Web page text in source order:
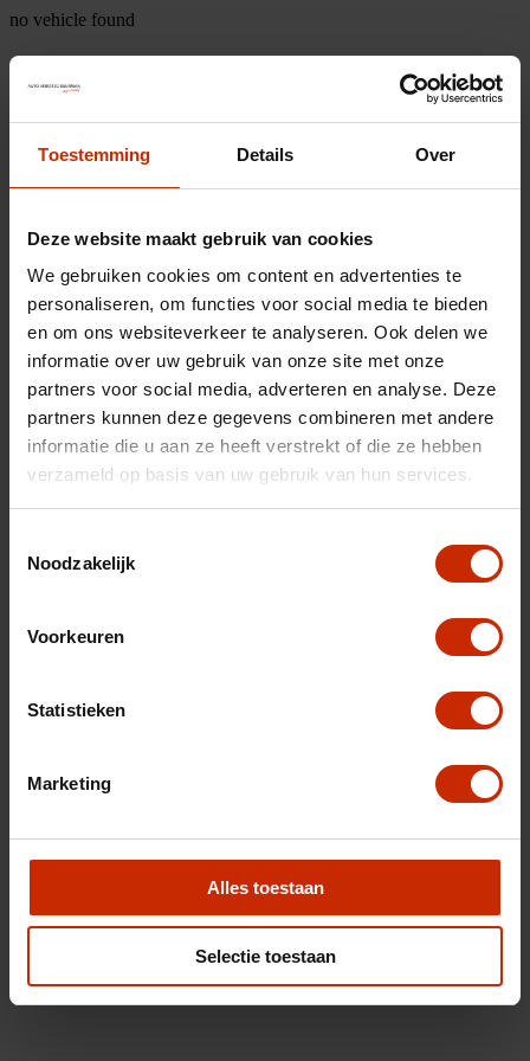
Toestemming Details Over
Deze website maakt gebruik van cookies
We gebruiken cookies om content en advertenties te
personaliseren, om functies voor social media te bieden
en om ons websiteverkeer te analyseren. Ook delen we
informatie over uw gebruik van onze site met onze
partners voor social media, adverteren en analyse. Deze
partners kunnen deze gegevens combineren met andere
informatie die u aan ze heeft verstrekt of die ze hebben
verzameld op basis van uw gebruik van hun services.
Noodzakelijk
Voorkeuren
Statistieken
Marketing
Alles toestaan
Selectie toestaan
no vehicle found